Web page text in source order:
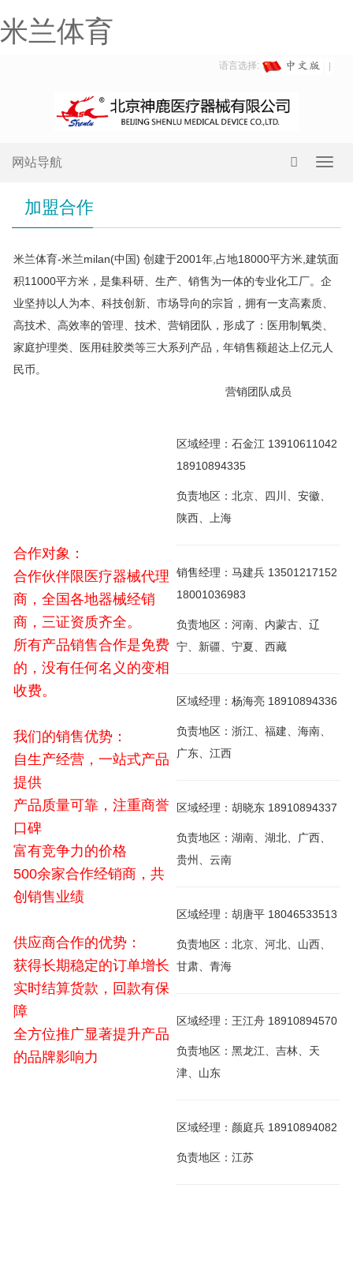
米兰体育
语言选择:
网站导航
加盟合作
米兰体育-米兰milan(中国) 创建于2001年,占地18000平方米,建筑面
积11000平方米，是集科研、生产、销售为一体的专业化工厂。企
业坚持以人为本、科技创新、市场导向的宗旨，拥有一支高素质、
高技术、高效率的管理、技术、营销团队，形成了：医用制氧类、
家庭护理类、医用硅胶类等三大系列产品，年销售额超达上亿元人
民币。
合作对象：
合作伙伴限医疗器械代理
商，全国各地器械经销
商，三证资质齐全。
所有产品销售合作是免费
的，没有任何名义的变相
收费。
我们的销售优势：
自生产经营，一站式产品
提供
产品质量可靠，注重商誉
口碑
富有竞争力的价格
500余家合作经销商，共
创销售业绩
供应商合作的优势：
获得长期稳定的订单增长
实时结算货款，回款有保
障
全方位推广显著提升产品
的品牌影响力
营销团队成员
区域经理：石金江 13910611042
18910894335
负责地区：北京、四川、安徽、
陕西、上海
销售经理：马建兵 13501217152
18001036983
负责地区：河南、内蒙古、辽
宁、新疆、宁夏、西藏
区域经理：杨海亮 18910894336
负责地区：浙江、福建、海南、
广东、江西
区域经理：胡晓东 18910894337
负责地区：湖南、湖北、广西、
贵州、云南
区域经理：胡唐平 18046533513
负责地区：北京、河北、山西、
甘肃、青海
区域经理：王江舟 18910894570
负责地区：黑龙江、吉林、天
津、山东
区域经理：颜庭兵 18910894082
负责地区：江苏